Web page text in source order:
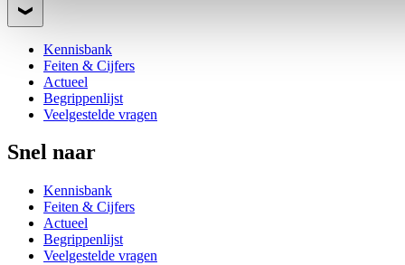
Kennisbank
Feiten & Cijfers
Actueel
Begrippenlijst
Veelgestelde vragen
Snel naar
Kennisbank
Feiten & Cijfers
Actueel
Begrippenlijst
Veelgestelde vragen